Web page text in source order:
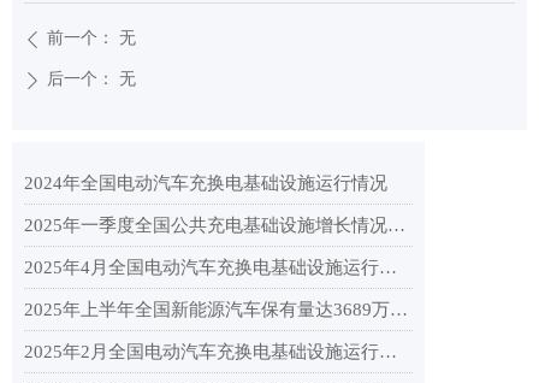
ꄴ 前一个： 无
ꄲ 后一个： 无
2024年全国电动汽车充换电基础设施运行情况
2025年一季度全国公共充电基础设施增长情况分析
2025年4月全国电动汽车充换电基础设施运行情况
2025年上半年全国新能源汽车保有量达3689万辆，纯电动汽车保有量2553.9万辆
2025年2月全国电动汽车充换电基础设施运行情况